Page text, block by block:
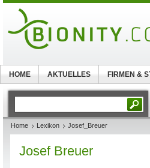
Home Lexikon Josef_Breuer
Josef Breuer
HOME AKTUELLES FIRMEN &